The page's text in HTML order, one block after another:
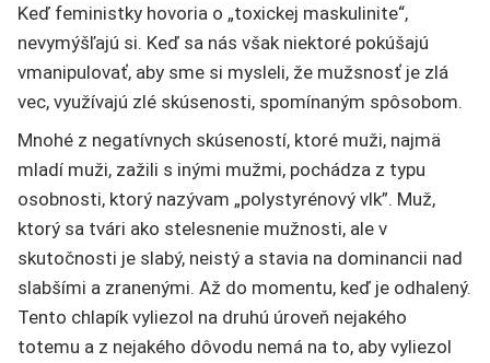
Keď feministky hovoria o „toxickej maskulinite“,
nevymýšľajú si. Keď sa nás však niektoré pokúšajú
vmanipulovať, aby sme si mysleli, že mužsnosť je zlá
vec, využívajú zlé skúsenosti, spomínaným spôsobom.
Mnohé z negatívnych skúseností, ktoré muži, najmä
mladí muži, zažili s inými mužmi, pochádza z typu
osobnosti, ktorý nazývam „polystyrénový vlk”. Muž,
ktorý sa tvári ako stelesnenie mužnosti, ale v
skutočnosti je slabý, neistý a stavia na dominancii nad
slabšími a zranenými. Až do momentu, keď je odhalený.
Tento chlapík vyliezol na druhú úroveň nejakého
totemu a z nejakého dôvodu nemá na to, aby vyliezol